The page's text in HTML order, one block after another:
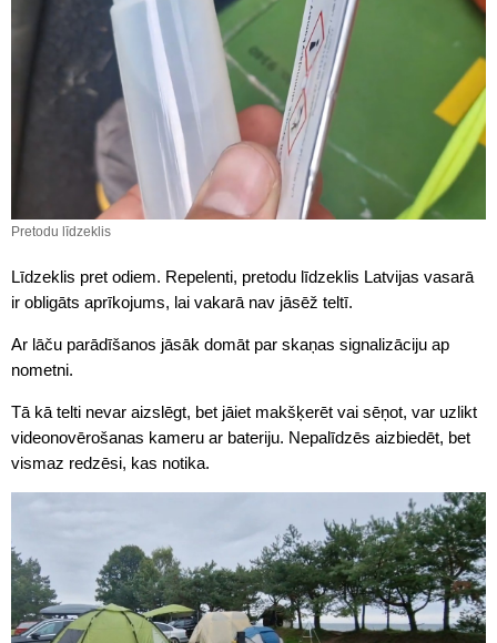
Pretodu līdzeklis
Līdzeklis pret odiem. Repelenti, pretodu līdzeklis Latvijas vasarā
ir obligāts aprīkojums, lai vakarā nav jāsēž teltī.
Ar lāču parādīšanos jāsāk domāt par skaņas signalizāciju ap
nometni.
Tā kā telti nevar aizslēgt, bet jāiet makšķerēt vai sēņot, var uzlikt
videonovērošanas kameru ar bateriju. Nepalīdzēs aizbiedēt, bet
vismaz redzēsi, kas notika.